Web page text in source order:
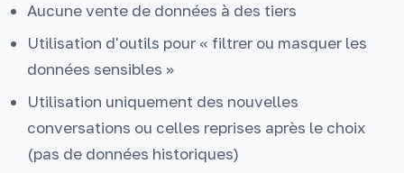
Aucune vente de données à des tiers
Utilisation d'outils pour « filtrer ou masquer les
données sensibles »
Utilisation uniquement des nouvelles
conversations ou celles reprises après le choix
(pas de données historiques)